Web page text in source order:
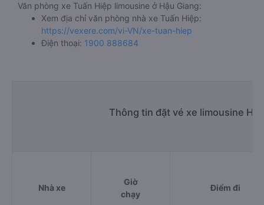
Văn phòng xe Tuấn Hiệp limousine ở Hậu Giang:
Xem địa chỉ văn phòng nhà xe Tuấn Hiệp:
https://vexere.com/vi-VN/xe-tuan-hiep
Điện thoại: 1900 888684
Thông tin đặt vé xe limousine
Nhà xe
Giờ
chạy
Điểm đi